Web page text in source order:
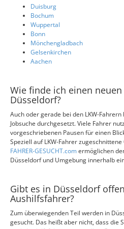
Duisburg
Bochum
Wuppertal
Bonn
Mönchengladbach
Gelsenkirchen
Aachen
Wie finde ich einen
Düsseldorf?
Auch oder gerade bei den LKW-
Jobsuche durchgesetzt. Viele Fahrer
vorgeschriebenen Pausen für einen
Speziell auf LKW-Fahrer
FAHRER-GESUCHT.comermöglichen
Düsseldorf und Umgebung innerhalb
Gibt es in Düsseldorf
Aushilfsfahrer?
Zum überwiegenden Teil werden in
gesucht. Das heißt aber nicht, dass die